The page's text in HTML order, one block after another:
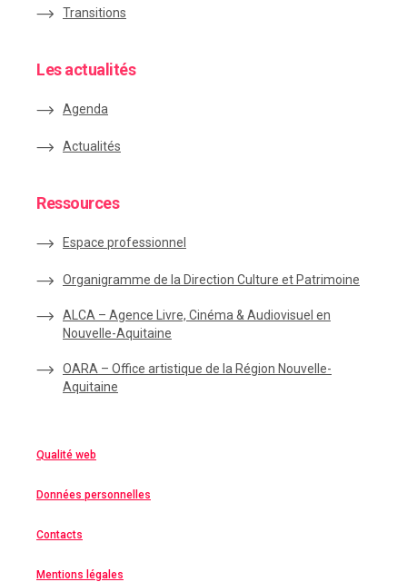
Transitions
Les actualités
Agenda
Actualités
Ressources
Espace professionnel
Organigramme de la Direction Culture et Patrimoine
ALCA – Agence Livre, Cinéma & Audiovisuel en
Nouvelle-Aquitaine
OARA – Office artistique de la Région Nouvelle-
Aquitaine
Qualité web
Données personnelles
Contacts
Mentions légales